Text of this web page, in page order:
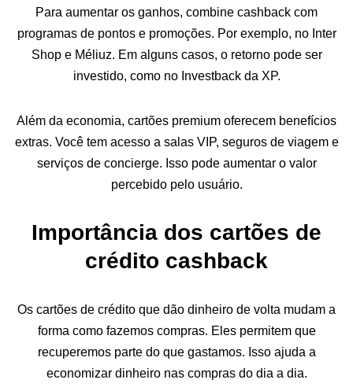
Para aumentar os ganhos, combine cashback com
programas de pontos e promoções. Por exemplo, no Inter
Shop e Méliuz. Em alguns casos, o retorno pode ser
investido, como no Investback da XP.
Além da economia, cartões premium oferecem benefícios
extras. Você tem acesso a salas VIP, seguros de viagem e
serviços de concierge. Isso pode aumentar o valor
percebido pelo usuário.
Importância dos cartões de
crédito cashback
Os cartões de crédito que dão dinheiro de volta mudam a
forma como fazemos compras. Eles permitem que
recuperemos parte do que gastamos. Isso ajuda a
economizar dinheiro nas compras do dia a dia.